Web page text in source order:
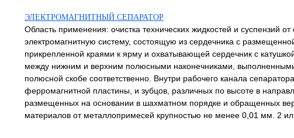
ЭЛЕКТРОМАГНИТНЫЙ СЕПАРАТОР
Область применения: очистка технических жидкостей и
электромагнитную систему, состоящую из сердечника с
прикрепленной краями к ярму и охватывающей сердечник с
между нижним и верхним полюсными наконечниками,
полюсной скобе соответственно. Внутри рабочего канала
ферромагнитной пластины, и зубцов, различных по высоте в
размещенных на основании в шахматном порядке и обращенных
материалов от металлопримесей крупностью не менее 0,01 мм. 2 ил.